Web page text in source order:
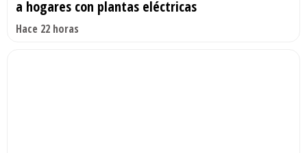
a hogares con plantas eléctricas
Hace 22 horas